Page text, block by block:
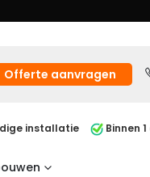
Offerte aanvragen
installatie Binnen